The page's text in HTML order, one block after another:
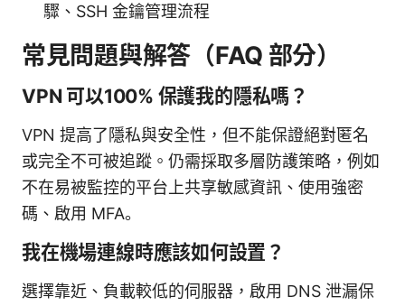
驟、SSH 金鑰管理流程
常見問題與解答（FAQ 部分）
VPN 可以100% 保護我的隱私嗎？
VPN 提高了隱私與安全性，但不能保證絕對匿名
或完全不可被追蹤。仍需採取多層防護策略，例如
不在易被監控的平台上共享敏感資訊、使用強密
碼、啟用 MFA。
我在機場連線時應該如何設置？
選擇靠近、負載較低的伺服器，啟用 DNS 泄漏保